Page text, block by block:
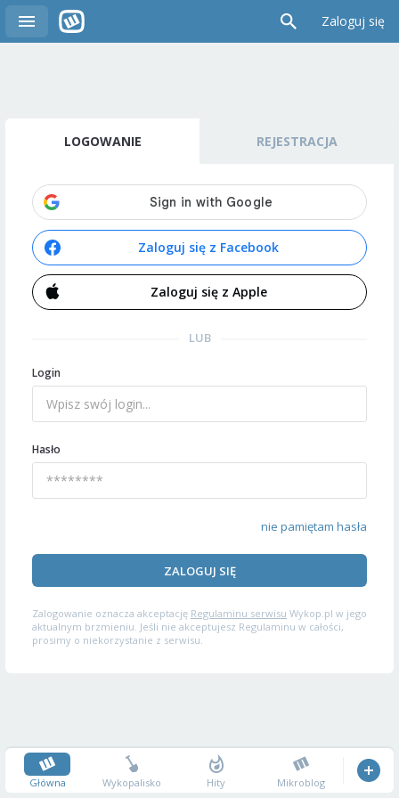
Zaloguj się
LOGOWANIE REJESTRACJA
Zaloguj się z Facebook
Zaloguj się z Apple
LUB
Login
Hasło
nie pamiętam hasła
ZALOGUJ SIĘ
Zalogowanie oznacza akceptację Regulaminu serwisu Wykop.pl w jego
aktualnym brzmieniu. Jeśli nie akceptujesz Regulaminu w całości,
prosimy o niekorzystanie z serwisu.
Główna Wykopalisko Hity Mikroblog